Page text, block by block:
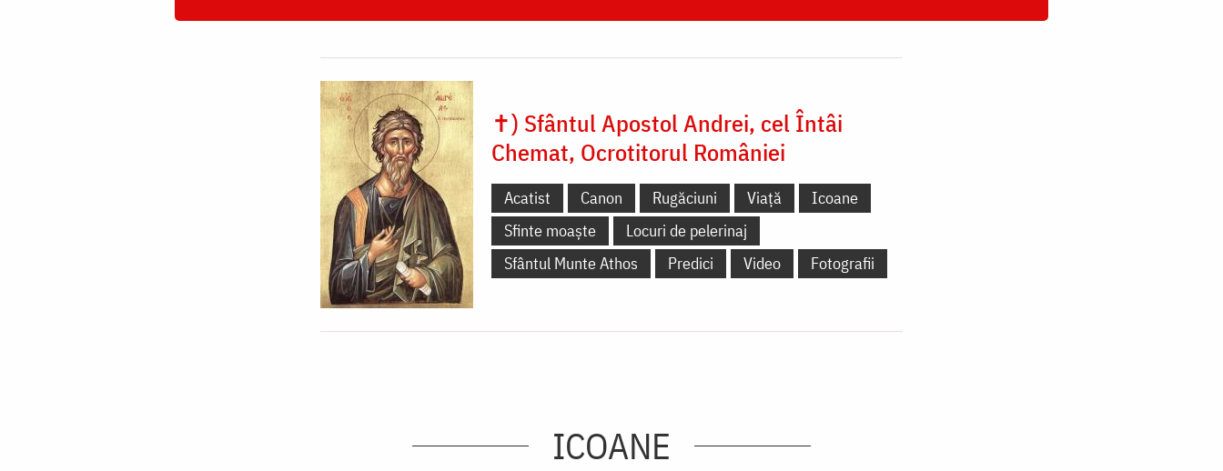
✝) Sfântul Apostol Andrei, cel Întâi
Chemat, Ocrotitorul României
Acatist Canon Rugăciuni Viață
Icoane
Sfinte moaște
Locuri de pelerinaj
Sfântul Munte Athos
Predici Video Fotografii
ICOANE